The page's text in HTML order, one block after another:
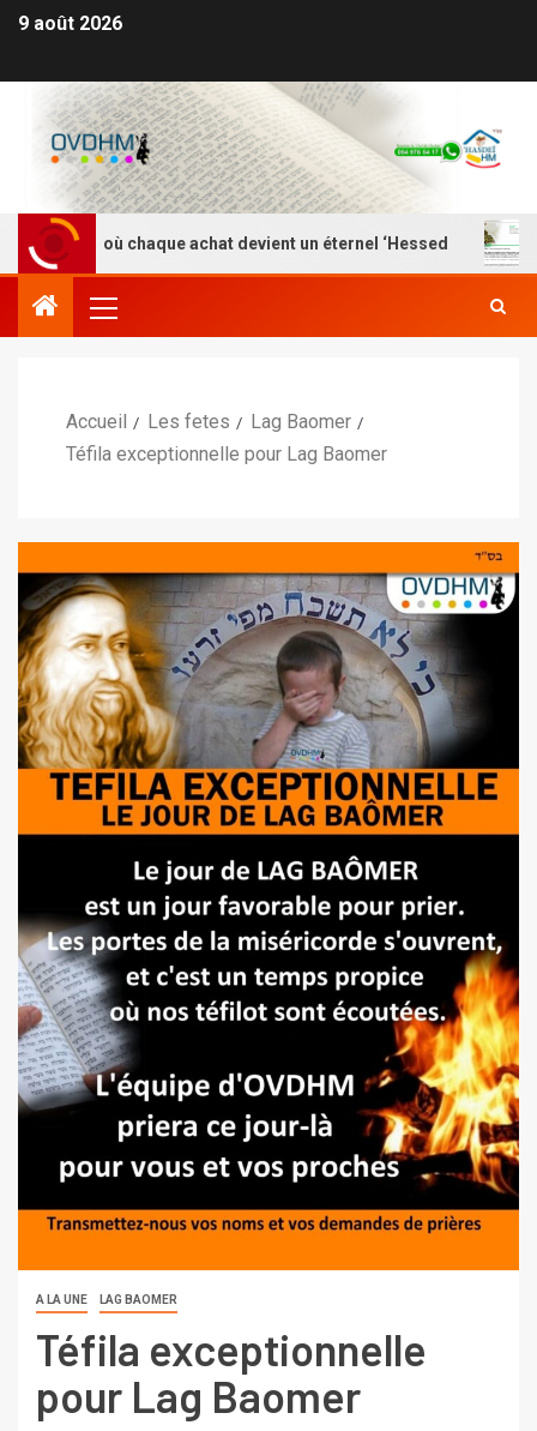
9 août 2026
– Là où chaque achat devient un éternel ‘Hessed
Accueil Les fetes
Lag Baomer
Téfila exceptionnelle pour Lag Baomer
A LA UNE LAG BAOMER
Téfila exceptionnelle
pour Lag Baomer